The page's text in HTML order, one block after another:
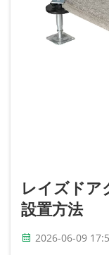
レイズドア
設置方法
2026-06-09